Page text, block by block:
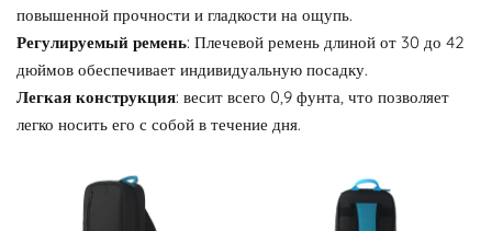
повышенной прочности и гладкости на ощупь.
Регулируемый ремень: Плечевой ремень длиной от 30 до 42
дюймов обеспечивает индивидуальную посадку.
Легкая конструкция: весит всего 0,9 фунта, что позволяет
легко носить его с собой в течение дня.